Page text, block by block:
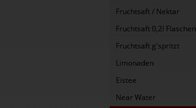
Fruchtsaft / Nektar
Fruchtsaft 0,2l Flaschen
Fruchtsaft g'spritzt
Limonaden
Eistee
Near Water